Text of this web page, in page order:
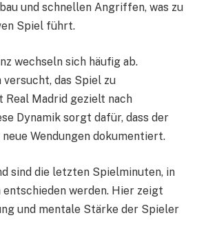
und schnellen Angriffen, was zu
Spiel führt.
wechseln sich häufig ab.
versucht, das Spiel zu
Real Madrid gezielt nach
Dynamik sorgt dafür, dass der
Wendungen dokumentiert.
sind die letzten Spielminuten, in
werden. Hier zeigt
und mentale Stärke der Spieler